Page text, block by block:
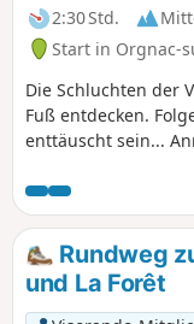
2:30 Std.
Start in Orgnac-
Die Schluchten der
Fuß entdecken.
enttäuscht sein...
nicht mehr möglich
Rundweg
und La Forêt